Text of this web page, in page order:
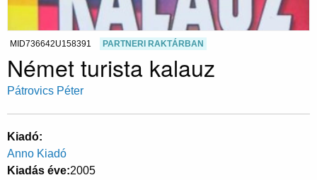
MID736642U158391 PARTNERI RAKTÁRBAN
Német turista kalauz
Pátrovics Péter
Kiadó
Anno Kiadó
Kiadás éve 2005